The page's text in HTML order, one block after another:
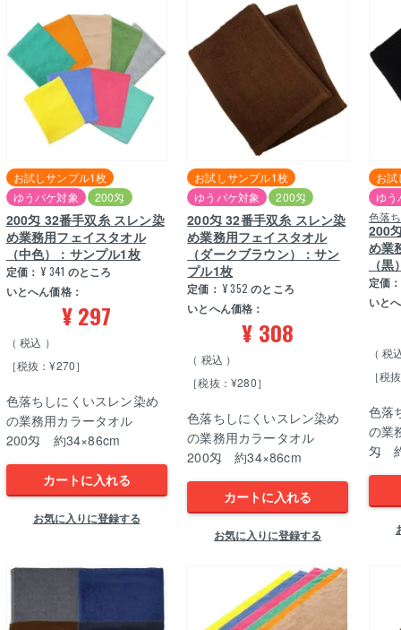
お試しサンプル1枚
ゆうパケ対象
200匁
200匁 32番手双糸 スレン染
め業務用フェイスタオル
（中色）：サンプル1枚
定価： ¥ 341 のところ
いとへん価格：
¥ 297
税込
［税抜：¥270］
色落ちしにくいスレン染め
の業務用カラータオル
200匁 約34×86cm
カートに入れる
お気に入りに登録する
お試しサンプル1枚
ゆうパケ対象
200匁
200匁 32番手双糸 スレン染
め業務用フェイスタオル
（ダークブラウン）：サン
プル1枚
定価： ¥ 352 のところ
いとへん価格：
¥ 308
税込
［税抜：¥280］
色落ちしにくいスレン染め
の業務用カラータオル
200匁 約34×86cm
カートに入れる
お気に入りに登録する
お
ゆう
色落
200
め業
（
定価：
いと
税
［税
色落
の業
匁